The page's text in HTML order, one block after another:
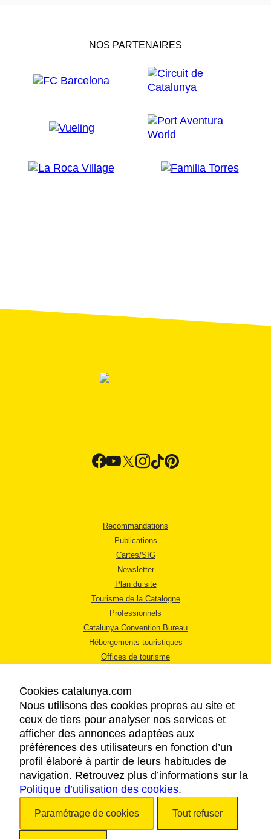
NOS PARTENAIRES
Recommandations
Publications
Cartes/SIG
Newsletter
Plan du site
Tourisme de la Catalogne
Professionnels
Catalunya Convention Bureau
Hébergements touristiques
Offices de tourisme
MENTIONS LÉGALES
RÈGLES DE CONFIDENTIALITÉ
COOKIES
ACCESSIBILITÉ
Cookies catalunya.com
Nous utilisons des cookies propres au site et
ceux de tiers pour analyser nos services et
afficher des annonces adaptées aux
préférences des utilisateurs en fonction d’un
profil élaboré à partir de leurs habitudes de
navigation. Retrouvez plus d’informations sur la
Politique d’utilisation des cookies.
Paramétrage de cookies Tout refuser